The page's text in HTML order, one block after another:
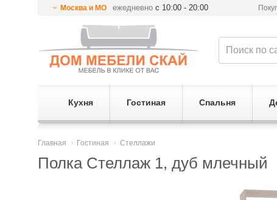
Москва и МО ежедневнос 10:00 - 20:00
Кухня Гостиная Спальня
Главная Гостиная Стеллажи
Полка Стеллаж 1, дуб млечный